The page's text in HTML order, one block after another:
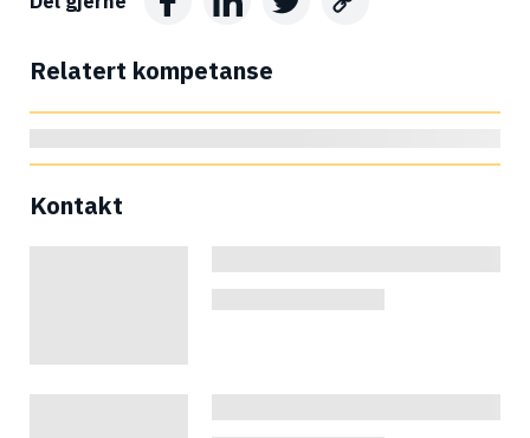
Relatert kompetanse
Kontakt